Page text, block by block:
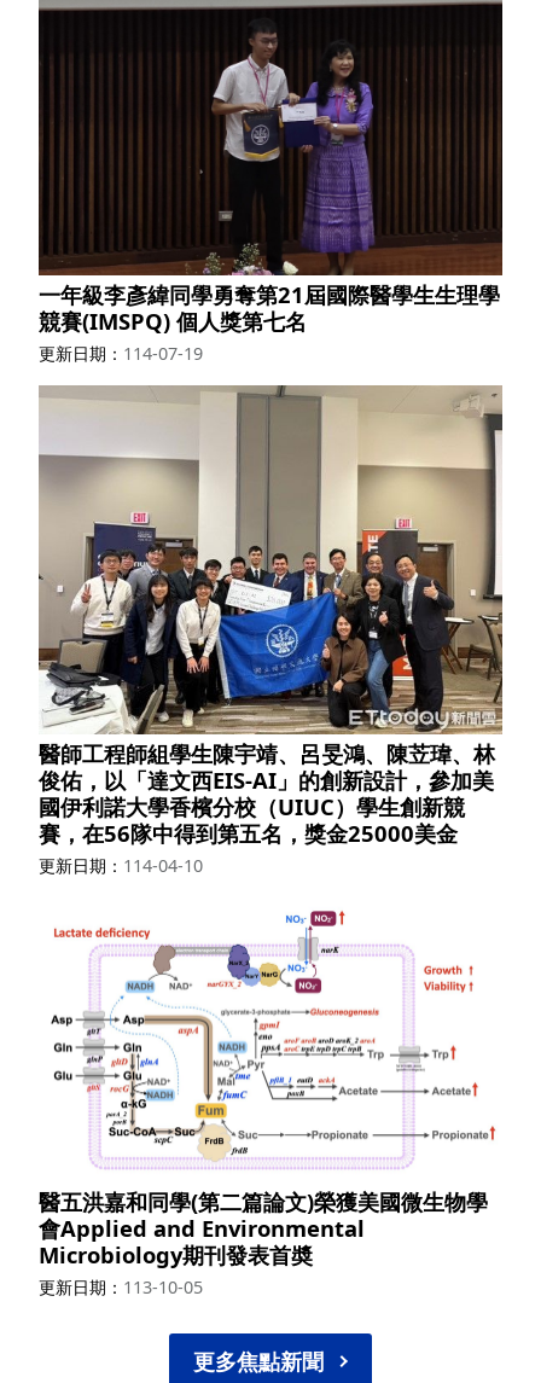
一年級李彥緯同學勇奪第21屆國際醫學生生理學
競賽(IMSPQ) 個人獎第七名
更新日期 114-07-19
醫師工程師組學生陳宇靖、呂旻鴻、陳苙瑋、林
俊佑，以「達文西EIS-AI」的創新設計，參加美
國伊利諾大學香檳分校（UIUC）學生創新競
賽，在56隊中得到第五名，獎金25000美金
更新日期 114-04-10
醫五洪嘉和同學(第二篇論文)榮獲美國微生物學
會Applied and Environmental
Microbiology期刊發表首奬
更新日期 113-10-05
更多焦點新聞